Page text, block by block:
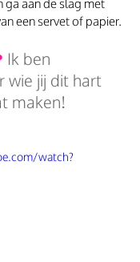
een servet of papier.
Ik ben
wie jij dit hart
maken!
watch?